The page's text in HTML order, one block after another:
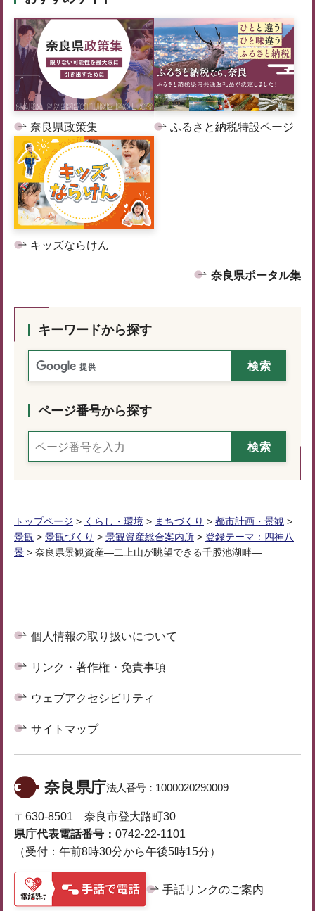
奈良県政策集 ふるさと納税特設ページ
キッズならけん
奈良県ポータル集
キーワードから探す
ページ番号から探す
トップページ > くらし・環境 > まちづくり > 都市計画・景観 >
景観 > 景観づくり > 景観資産総合案内所 > 登録テーマ：四神八
景 > 奈良県景観資産―二上山が眺望できる千股池湖畔―
個人情報の取り扱いについて
リンク・著作権・免責事項
ウェブアクセシビリティ
サイトマップ
奈良県庁法人番号： 1000020290009
〒630-8501 奈良市登大路町30
県庁代表電話番号： 0742-22-1101
（受付：午前8時30分から午後5時15分）
手話リンクのご案内